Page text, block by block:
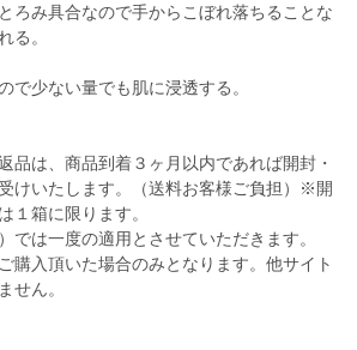
ろみ具合なので手からこぼれ落ちることな
る。
で少ない量でも肌に浸透する。
品は、商品到着３ヶ月以内であれば開封・
けいたします。（送料お客様ご負担）※開
１箱に限ります。
では一度の適用とさせていただきます。
購入頂いた場合のみとなります。他サイト
せん。